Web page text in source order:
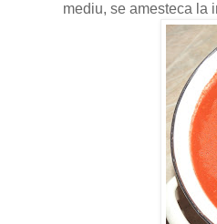
mediu, se amesteca la